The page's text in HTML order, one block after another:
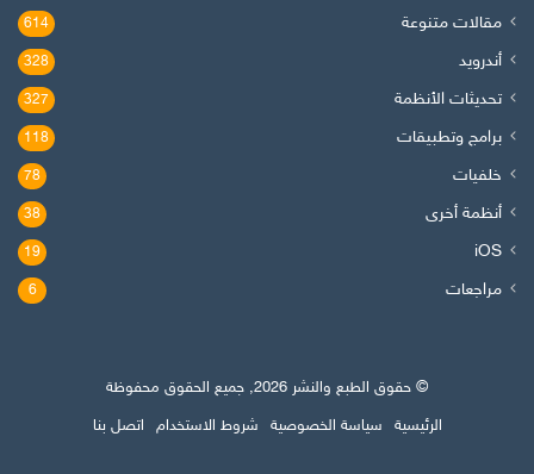
مقالات متنوعة 614
أندرويد 328
تحديثات الأنظمة 327
برامج وتطبيقات 118
خلفيات 78
أنظمة أخرى 38
iOS
19
مراجعات 6
© حقوق الطبع والنشر 2026, جميع الحقوق محفوظة
الرئيسية
سياسة الخصوصية شروط الاستخدام اتصل بنا